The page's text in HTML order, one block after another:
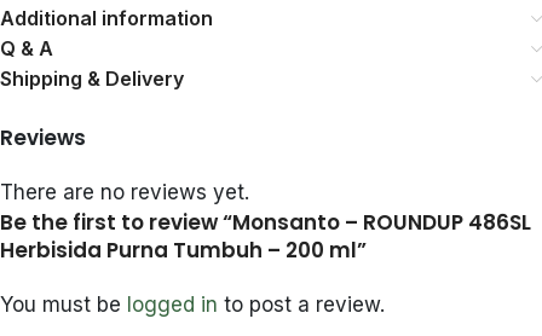
Additional information
Q & A
Shipping & Delivery
Reviews
There are no reviews yet.
Be the first to review “Monsanto – ROUNDUP 486SL
Herbisida Purna Tumbuh – 200 ml”
You must be logged in to post a review.